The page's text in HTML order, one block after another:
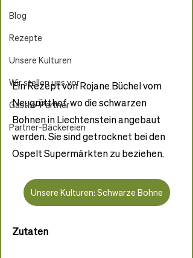
Blog
Rezepte
Unsere Kulturen
Wir stellen uns vor
Gastro-Partner
Partner-Bäckereien
Ein Rezept von Rojane Büchel vom
Neugrütthof, wo die schwarzen
Bohnen in Liechtenstein angebaut
werden. Sie sind getrocknet bei den
Ospelt Supermärkten zu beziehen.
Unsere Kulturen: Schwarze Bohne
Zutaten